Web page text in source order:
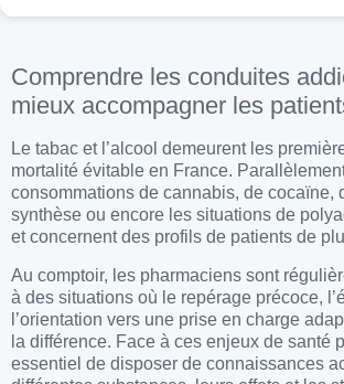
Comprendre les conduites
mieux accompagner les
Le tabac et l’alcool demeurent les
mortalité évitable en France.
consommations de cannabis, de cocaïne,
synthèse ou encore les situations de
et concernent des profils de patients de
Au comptoir, les pharmaciens sont
à des situations où le repérage précoce,
l’orientation vers une prise en charge
la différence. Face à ces enjeux de santé
essentiel de disposer de connaissances